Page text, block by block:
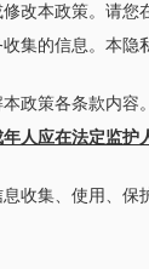
改本政策。请
集的信息。本隐
政策各条款内
年人应在法定监护
收集、使用、保